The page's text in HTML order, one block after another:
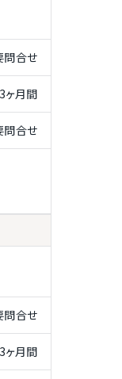
問合せ
3ヶ月間
問合せ
問合せ
3ヶ月間